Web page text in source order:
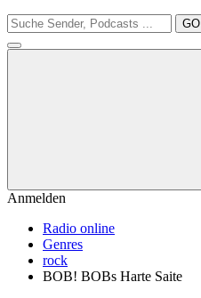
GO
Anmelden
Radio online
Genres
rock
BOB! BOBs Harte Saite